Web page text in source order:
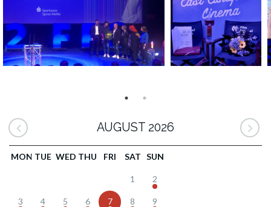
AUGUST 2026
MON TUE WED THU FRI SAT SUN
1 2
3 4 5 6 7 8 9